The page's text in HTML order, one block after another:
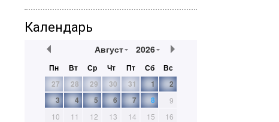
Календарь
Август 2026
Пн Вт Ср Чт Пт Сб
Вс
27
28 29 30 31 1
2
3
4 5 6 7 8
9
10
11 12 13 14 15
16